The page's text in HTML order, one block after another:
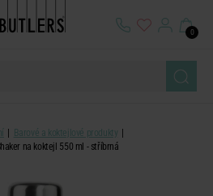
0
Barové a koktejlové produkty
na koktejl 550 ml - stříbrná